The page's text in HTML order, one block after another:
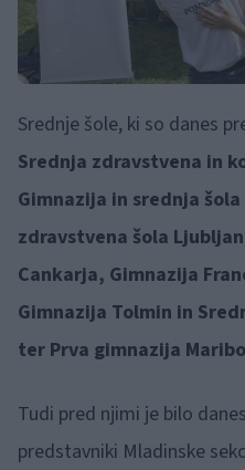
Srednje šole, ki so danes
Srednja zdravstvena in
Gimnazija in srednja
zdravstvena šola
Cankarja, Gimnazija
Gimnazija Tolmin in
ter Prva gimnazija
Tudi pred njimi je bilo danes
predstavniki Mladinske